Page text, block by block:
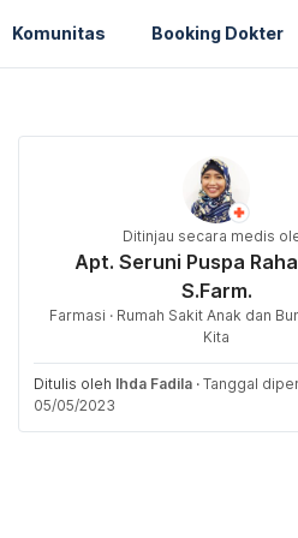
Komunitas Booking Dokter
Ditinjau secara medis
Apt. Seruni Puspa
S.Farm.
Farmasi · Rumah Sakit Anak dan
Kita
Ditulis oleh Ihda Fadila · Tanggal
05/05/2023